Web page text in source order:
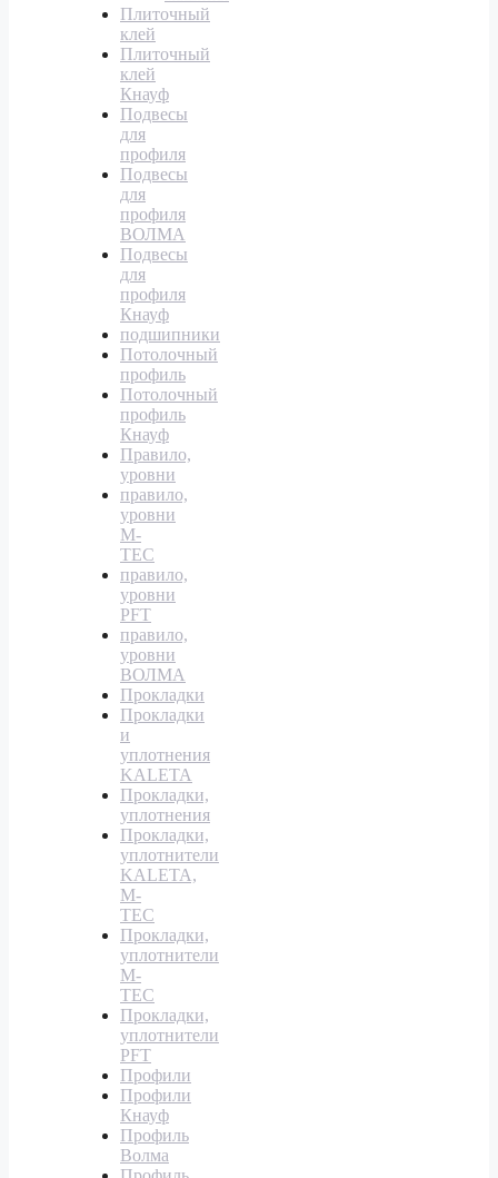
Плиточный
клей
Плиточный
клей
Кнауф
Подвесы
для
профиля
Подвесы
для
профиля
ВОЛМА
Подвесы
для
профиля
Кнауф
подшипники
Потолочный
профиль
Потолочный
профиль
Кнауф
Правило,
уровни
правило,
уровни
M-
TEC
правило,
уровни
PFT
правило,
уровни
ВОЛМА
Прокладки
Прокладки
и
уплотнения
KALETA
Прокладки,
уплотнения
Прокладки,
уплотнители
KALETA,
M-
TEC
Прокладки,
уплотнители
M-
TEC
Прокладки,
уплотнители
PFT
Профили
Профили
Кнауф
Профиль
Волма